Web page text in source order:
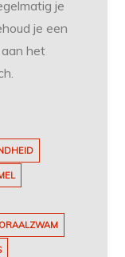
je
je een
het